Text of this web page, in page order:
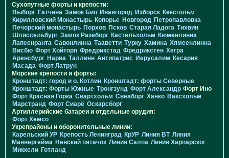
Сухопутные форты и крепости:
Выборг Гатчина Замок Бип Ивангород Изборск Кексгольм
Кирилловский Монастырь Копорье Новгород Петропавловка
Печорcкий монастырь Порхов Псков Старая Ладога Тихвин
Шлиссельбург Замок Разеборг Кастельхольм Кюменлинна
Лапеенранта Савонлинна Тааветти Турку Хамина Хямеенлинна
Висбю Форт Хойторп Фредрикстад Фредрикстен Хегра
Аренсбург Нарва Таллинн Антипатрис Иерусалим Кесария
Масада Форт Латрун
Морские крепости и форты:
Кронштадт: город и о. Котлин Кронштадт: форты Северные
Кронштадт: Форты Южные Тронгзунд Форт Александр Форт Ино
Форт Красная Горка Свартхольм Свеаборг Ханко Ваксхольм
Марстранд Форт Сиарё Оскарсборг
Артиллерийские батареи и отдельные орудия:
Форт Хёмсо
Укрепрайоны и оборонительные линии:
Карельский УР Крепость Ленинград КрУР Линия ВТ Линия
Маннергейма Невский пятачок Линия Салпа Линия Харпарског
Миккели Готланд